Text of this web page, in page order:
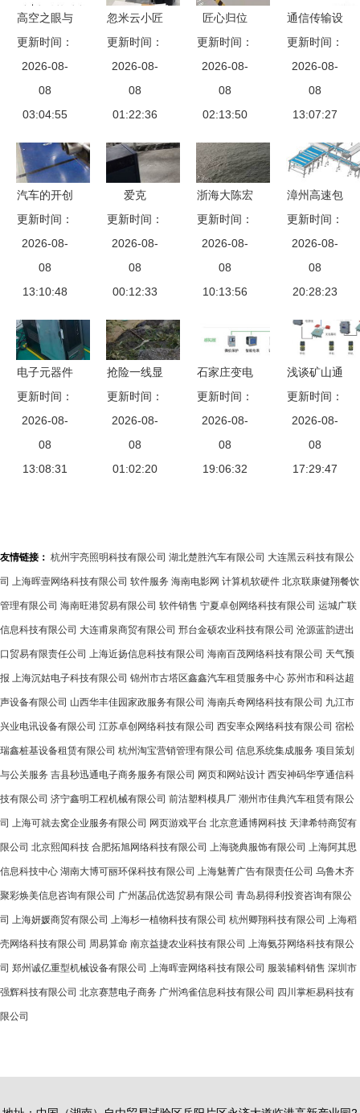
高空之眼与
通信之盾
智能化消防
通信装备的
应用与无人
设备专业修
理分析
更新时间：
2026-08-
08
03:04:55
忽米云小匠
亮相立嘉
展，引领工
业设备智能
维保新篇章
更新时间：
2026-08-
08
01:22:36
匠心归位
浅谈传成洗
瓶机与通信
传输设备修
理的艺术契
更新时间：
2026-08-
08
02:13:50
通信传输设
备专业修理
的市场需求
与求购信息
分析
更新时间：
2026-08-
08
13:07:27
汽车的开创
者又先人一
步 建立首
个5g汽车生
产网络
更新时间：
2026-08-
08
13:10:48
爱克
（Aqua）
25载深耕泳
池设备，以
专业实力赢
更新时间：
2026-08-
08
00:12:33
浙海大陈宏
铭教授团队
创新突破
舟山群岛22
公里远距窄
测试成功
更新时间：
2026-08-
08
10:13:56
漳州高速包
装机 瑞普
华机械设备
与通信传输
设备专业修
更新时间：
2026-08-
08
20:28:23
电子元器件
检测实验室
专业测试仪
器设备解决
方案
更新时间：
2026-08-
08
13:08:31
抢险一线显
担当——怀
化移动麻阳
分公司全力
抢修水毁通
更新时间：
2026-08-
08
01:02:20
石家庄变电
站运维公司
变电站运检
维修与通信
传输设备专
更新时间：
2026-08-
08
19:06:32
浅谈矿山通
信系统中的
光传输技术
及其设备专
业修理
更新时间：
2026-08-
08
17:29:47
友情链接： 杭州宇亮照明科技有限公司 湖北楚胜汽车有限公司 大连黑云科技有限公
司 上海晖壹网络科技有限公司 软件服务 海南电影网 计算机软硬件 北京联康健翔餐饮
管理有限公司 海南旺港贸易有限公司 软件销售 宁夏卓创网络科技有限公司 运城广联
信息科技有限公司 大连甫泉商贸有限公司 邢台金硕农业科技有限公司 沧源蓝韵进出
口贸易有限责任公司 上海近扬信息科技有限公司 海南百茂网络科技有限公司 天气预
报 上海沉姑电子科技有限公司 锦州市古塔区鑫鑫汽车租赁服务中心 苏州市和科达超
声设备有限公司 山西华丰佳园家政服务有限公司 海南兵奇网络科技有限公司 九江市
兴业电讯设备有限公司 江苏卓创网络科技有限公司 西安率众网络科技有限公司 宿松
瑞鑫桩基设备租赁有限公司 杭州淘宝营销管理有限公司 信息系统集成服务 项目策划
与公关服务 吉县秒迅通电子商务服务有限公司 网页和网站设计 西安神码华亨通信科
技有限公司 济宁鑫明工程机械有限公司 前沽塑料模具厂 潮州市佳典汽车租赁有限公
司 上海可就去窝企业服务有限公司 网页游戏平台 北京意通博网科技 天津希特商贸有
限公司 北京熙闻科技 合肥拓旭网络科技有限公司 上海骁典服饰有限公司 上海阿其思
信息科技中心 湖南大博可丽环保科技有限公司 上海魅菁广告有限责任公司 乌鲁木齐
聚彩焕美信息咨询有限公司 广州菡品优选贸易有限公司 青岛易得利投资咨询有限公
司 上海妍媛商贸有限公司 上海杉一植物科技有限公司 杭州卿翔科技有限公司 上海稻
壳网络科技有限公司 周易算命 南京益捷农业科技有限公司 上海氨芬网络科技有限公
司 郑州诚亿重型机械设备有限公司 上海晖壹网络科技有限公司 服装辅料销售 深圳市
强辉科技有限公司 北京赛慧电子商务 广州鸿雀信息科技有限公司 四川掌柜易科技有
限公司